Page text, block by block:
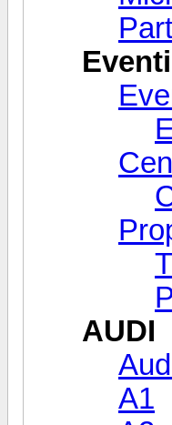
AUDI
A1